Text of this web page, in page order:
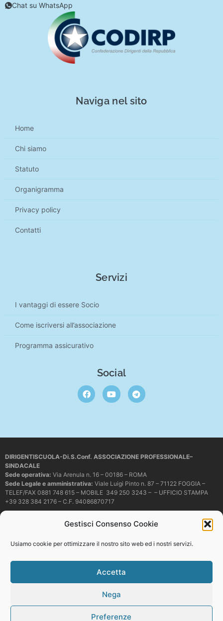
Gestisci Consenso Cookie
Usiamo cookie per ottimizzare il nostro sito web ed i nostri servizi.
Accetta
Nega
Preferenze
Chat su WhatsApp
Naviga nel sito
Home
Chi siamo
Statuto
Organigramma
Privacy policy
Contatti
Servizi
I vantaggi di essere Socio
Come iscriversi all’associazione
Programma assicurativo
Social
DIRIGENTISCUOLA-Di.S.Conf. ASSOCIAZIONE PROFESSIONALE–
SINDACALE
Sede operativa: Via Arenula n. 16 – 00186 – ROMA
Sede Legale e amministrativa: Viale Luigi Pinto n. 87 – 71122 FOGGIA –
TELEF/FAX 0881 748 615 – MOBILE 349 250 3243 – – UFFICIO STAMPA
+39 328 384 2176 – C.F. 94086870717
dirigentiscuola@pec.it
copiare o riprodurre in alcun modo i contenuti presenti in questo sito se non